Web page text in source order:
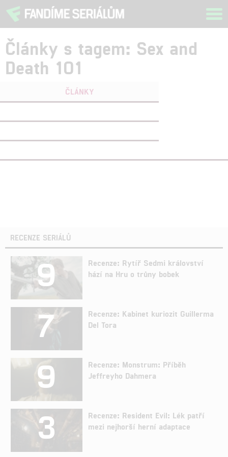
Články s tagem: Sex and
Death 101
ČLÁNKY
RECENZE SERIÁLŮ
9
Recenze: Rytíř Sedmi království
hází na Hru o trůny bobek
7
Recenze: Kabinet kuriozit Guillerma
Del Tora
9
Recenze: Monstrum: Příběh
Jeffreyho Dahmera
3
Recenze: Resident Evil: Lék patří
mezi nejhorší herní adaptace